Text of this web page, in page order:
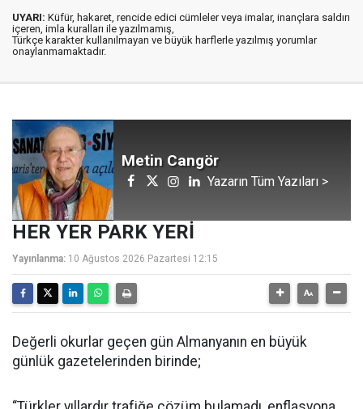
UYARI: Küfür, hakaret, rencide edici cümleler veya imalar, inançlara saldırı
içeren, imla kuralları ile yazılmamış,
Türkçe karakter kullanılmayan ve büyük harflerle yazılmış yorumlar
onaylanmamaktadır.
Metin Cangör
Yazarın Tüm Yazıları >
HER YER PARK YERİ
Yayınlanma: 10 Ağustos 2026 Pazartesi 12:15
Değerli okurlar geçen gün Almanyanın en büyük
günlük gazetelerinden birinde;